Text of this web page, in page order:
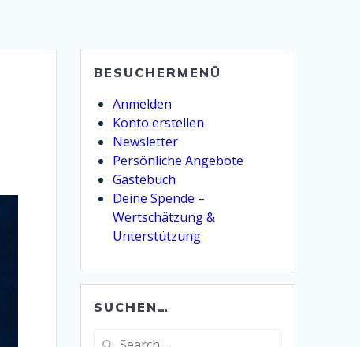
BESUCHERMENÜ
Anmelden
Konto erstellen
Newsletter
Persönliche Angebote
Gästebuch
Deine Spende –
Wertschätzung &
Unterstützung
SUCHEN…
Search